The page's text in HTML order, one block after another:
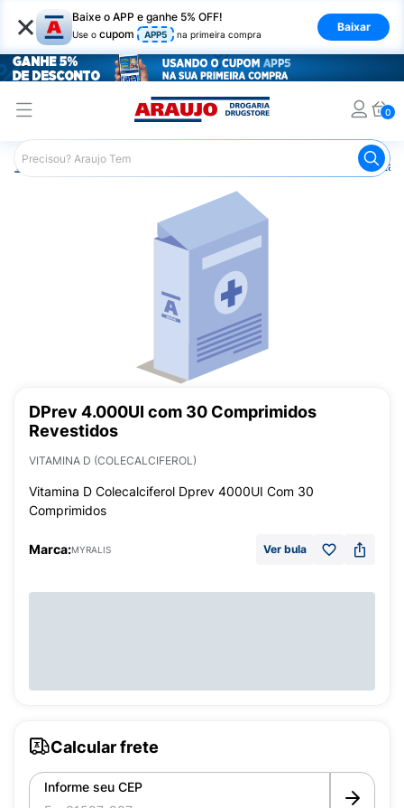
× Baixe o APP e ganhe 5% OFF!
Use o cupom APP5 na primeira compra
Baixar
0
Araujo Saúde e Bem Estar
DPrev 4.000UI com 30 Comprimidos
Revestidos
VITAMINA D (COLECALCIFEROL)
Vitamina D Colecalciferol Dprev 4000UI Com 30
Comprimidos
Marca:MYRALIS Ver bula
Calcular frete
Informe seu CEP